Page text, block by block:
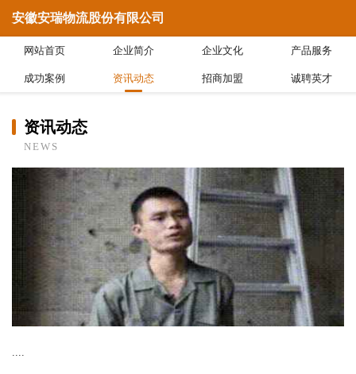
安徽安瑞物流股份有限公司
网站首页 企业简介 企业文化 产品服务
成功案例 资讯动态 招商加盟 诚聘英才
资讯动态
NEWS
....